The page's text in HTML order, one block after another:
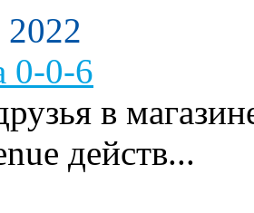
2022
0-0-6
в
действ...